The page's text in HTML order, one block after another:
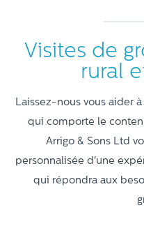
Visites de
rural
Laissez-nous vous aider
qui comporte le
Arrigo & Sons Ltd
personnalisée d'une
qui répondra aux